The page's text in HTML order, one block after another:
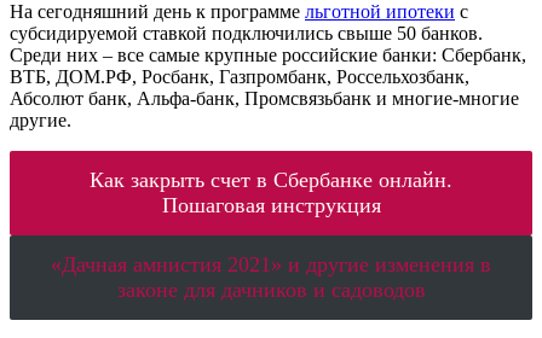
На сегодняшний день к программе льготной ипотеки с
субсидируемой ставкой подключились свыше 50 банков.
Среди них – все самые крупные российские банки: Сбербанк,
ВТБ, ДОМ.РФ, Росбанк, Газпромбанк, Россельхозбанк,
Абсолют банк, Альфа-банк, Промсвязьбанк и многие-многие
другие.
Как закрыть счет в Сбербанке онлайн.
Пошаговая инструкция
«Дачная амнистия 2021» и другие изменения в
законе для дачников и садоводов